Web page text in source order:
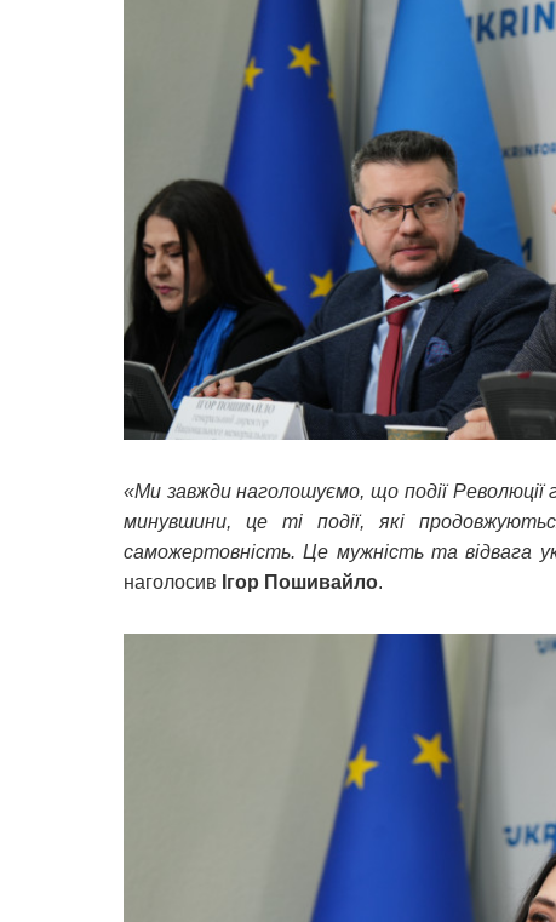
«Ми завжди наголошуємо, що події Революції
минувшини, це ті події, які
саможертовність. Це мужність та відвага
наголосив Ігор Пошивайло.